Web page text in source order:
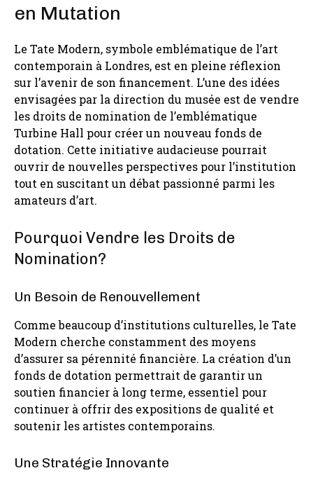
en Mutation
Le Tate Modern, symbole emblématique de l’art
contemporain à Londres, est en pleine réflexion
sur l’avenir de son financement. L’une des idées
envisagées par la direction du musée est de vendre
les droits de nomination de l’emblématique
Turbine Hall pour créer un nouveau fonds de
dotation. Cette initiative audacieuse pourrait
ouvrir de nouvelles perspectives pour l’institution
tout en suscitant un débat passionné parmi les
amateurs d’art.
Pourquoi Vendre les Droits de
Nomination?
Un Besoin de Renouvellement
Comme beaucoup d’institutions culturelles, le Tate
Modern cherche constamment des moyens
d’assurer sa pérennité financière. La création d’un
fonds de dotation permettrait de garantir un
soutien financier à long terme, essentiel pour
continuer à offrir des expositions de qualité et
soutenir les artistes contemporains.
Une Stratégie Innovante